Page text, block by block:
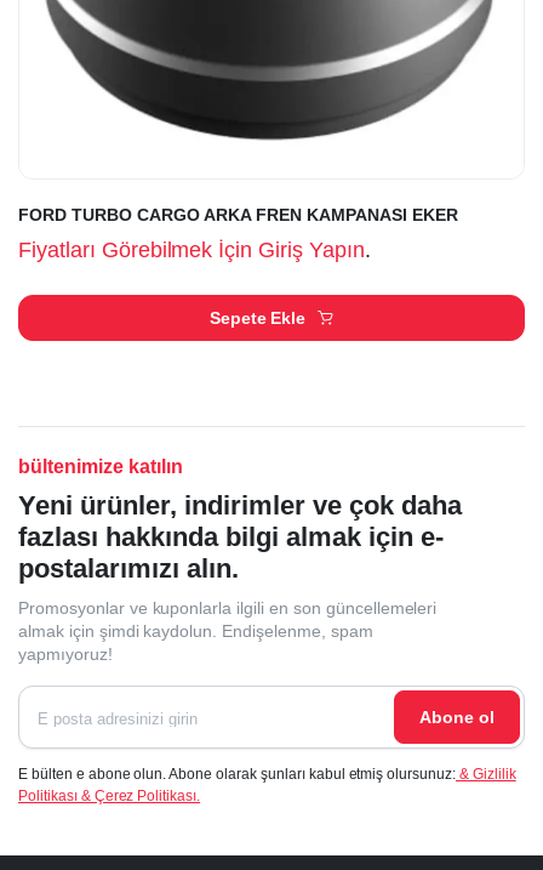
FORD TURBO CARGO ARKA FREN KAMPANASI EKER
Fiyatları Görebilmek İçin Giriş Yapın.
Sepete Ekle
bültenimize katılın
Yeni ürünler, indirimler ve çok daha
fazlası hakkında bilgi almak için e-
postalarımızı alın.
Promosyonlar ve kuponlarla ilgili en son güncellemeleri
almak için şimdi kaydolun. Endişelenme, spam
yapmıyoruz!
Abone ol
E bülten e abone olun. Abone olarak şunları kabul etmiş olursunuz: & Gizlilik
Politikası & Çerez Politikası.